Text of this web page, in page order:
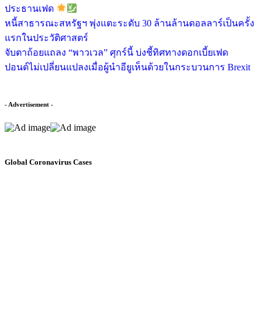
ประธานเฟด
หนี้สาธารณะสหรัฐฯ พุ่งแตะระดับ 30 ล้านล้านดอลลาร์เป็นครั้ง
แรกในประวัติศาสตร์
จับตาถ้อยแถลง “พาวเวล” ศุกร์นี้ บ่งชี้ทิศทางดอกเบี้ยเฟด
ปอนด์ไม่เปลี่ยนแปลงเมื่อผู้นำอียูเห็นด้วยในกระบวนการ Brexit
- Advertisement -
Global Coronavirus Cases